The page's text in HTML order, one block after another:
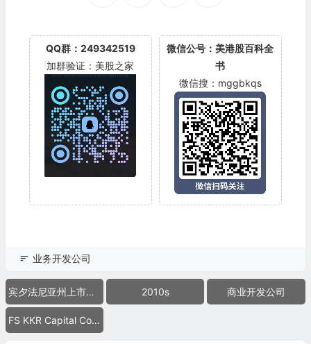
QQ群：249342519
加群验证：美股之家
微信公号：美港股百科全
书
微信搜：mggbkqs
业务开发公司
宾夕法尼亚州上市公司 2010s 商业开发公司
FS KKR Capital Corp. II